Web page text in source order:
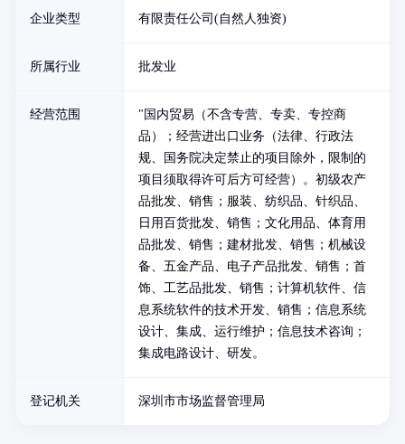
企业类型 有限责任公司(自然人独资)
所属行业 批发业
经营范围
"国内贸易（不含专营、专卖、专控商
品）；经营进出口业务（法律、行政法
规、国务院决定禁止的项目除外，限制的
项目须取得许可后方可经营）。初级农产
品批发、销售；服装、纺织品、针织品、
日用百货批发、销售；文化用品、体育用
品批发、销售；建材批发、销售；机械设
备、五金产品、电子产品批发、销售；首
饰、工艺品批发、销售；计算机软件、信
息系统软件的技术开发、销售；信息系统
设计、集成、运行维护；信息技术咨询；
集成电路设计、研发。
登记机关 深圳市市场监督管理局